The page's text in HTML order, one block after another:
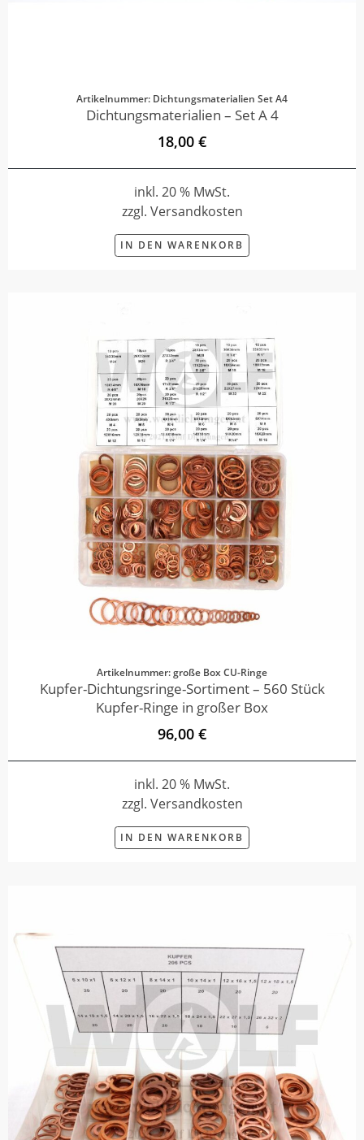
Artikelnummer: Dichtungsmaterialien Set A4
Dichtungsmaterialien – Set A 4
18,00 €
inkl. 20 % MwSt.
zzgl. Versandkosten
IN DEN WARENKORB
Artikelnummer: große Box CU-Ringe
Kupfer-Dichtungsringe-Sortiment – 560 Stück
Kupfer-Ringe in großer Box
96,00 €
inkl. 20 % MwSt.
zzgl. Versandkosten
IN DEN WARENKORB